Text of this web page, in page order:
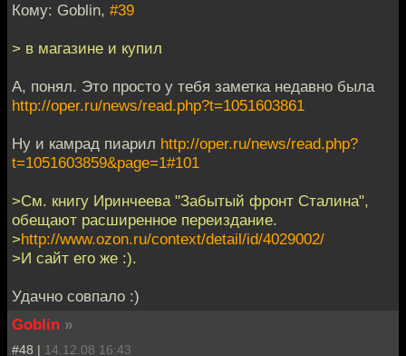
Кому: Goblin, #39
> в магазине и купил
А, понял. Это просто у тебя заметка недавно была
http://oper.ru/news/read.php?t=1051603861
Ну и камрад пиарил http://oper.ru/news/read.php?
t=1051603859&page=1#101
>См. книгу Иринчеева "Забытый фронт Сталина",
обещают расширенное переиздание.
>http://www.ozon.ru/context/detail/id/4029002/
>И сайт его же :).
Удачно совпало :)
Goblin »
#48 | 14.12.08 16:43